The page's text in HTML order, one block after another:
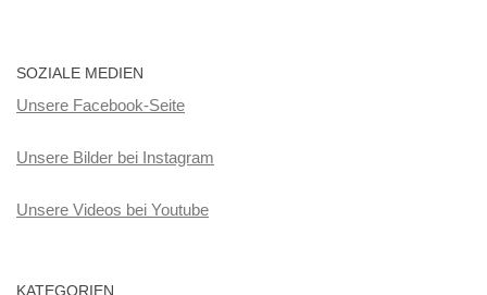
SOZIALE MEDIEN
Unsere Facebook-Seite
Unsere Bilder bei Instagram
Unsere Videos bei Youtube
KATEGORIEN